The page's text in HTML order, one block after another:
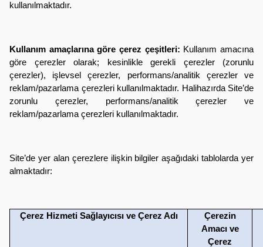
kullanılmaktadır.
Kullanım amaçlarına göre çerez çeşitleri: Kullanım amacına
göre çerezler olarak; kesinlikle gerekli çerezler (zorunlu
çerezler), işlevsel çerezler, performans/analitik çerezler ve
reklam/pazarlama çerezleri kullanılmaktadır. Halihazırda Site’de
zorunlu çerezler, performans/analitik çerezler ve
reklam/pazarlama çerezleri kullanılmaktadır.
Site’de yer alan çerezlere ilişkin bilgiler aşağıdaki tablolarda yer
almaktadır:
Çerez Hizmeti Sağlayıcısı ve Çerez Adı
Çerezin
Amacı ve
Çerez